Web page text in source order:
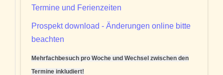
Termine und Ferienzeiten
Prospekt download - Änderungen online bitte
beachten
Mehrfachbesuch pro Woche und Wechsel zwischen den
Termine inkludiert!